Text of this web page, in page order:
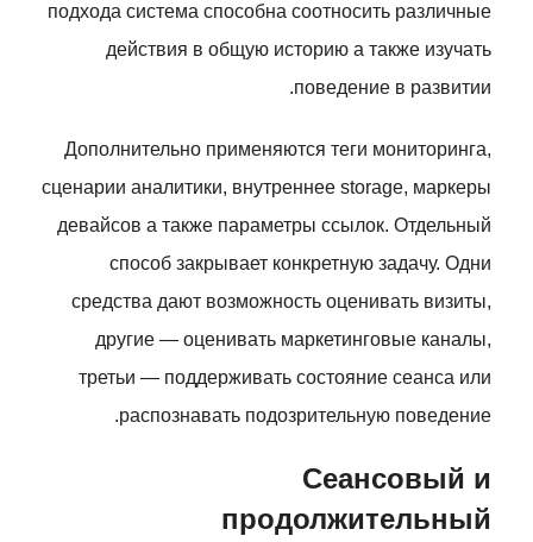
подхода система способна соотносить различные
действия в общую историю а также изучать
поведение в развитии.
Дополнительно применяются теги мониторинга,
сценарии аналитики, внутреннее storage, маркеры
девайсов а также параметры ссылок. Отдельный
способ закрывает конкретную задачу. Одни
средства дают возможность оценивать визиты,
другие — оценивать маркетинговые каналы,
третьи — поддерживать состояние сеанса или
распознавать подозрительную поведение.
Сеансовый и
продолжительный